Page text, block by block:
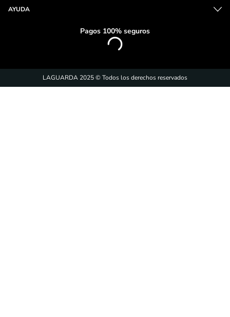
AYUDA
Pagos 100% seguros
LAGUARDA 2025 © Todos los derechos reservados